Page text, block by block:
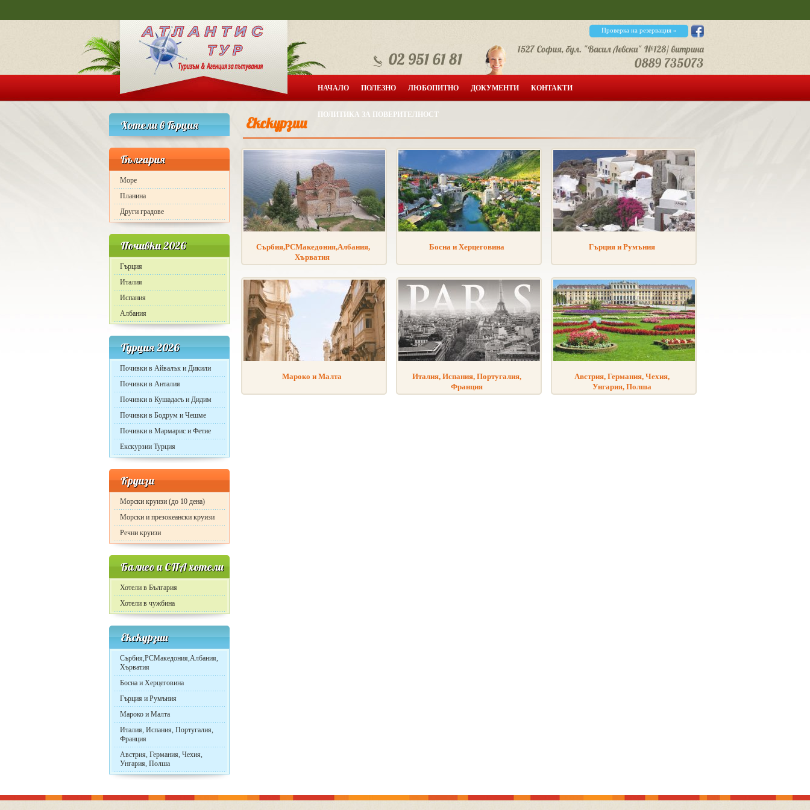
Проверка на резервация »
НАЧАЛО ПОЛЕЗНО ЛЮБОПИТНО ДОКУМЕНТИ КОНТАКТИ
ПОЛИТИКА ЗА ПОВЕРИТЕЛНОСТ
Хотели в Гърция
България
Море
Планина
Други градове
Почивки 2026
Гърция
Италия
Испания
Албания
Турция 2026
Почивки в Айвалък и Дикили
Почивки в Анталия
Почивки в Кушадасъ и Дидим
Почивки в Бодрум и Чешме
Почивки в Мармарис и Фетие
Екскурзии Турция
Круизи
Морски круизи (до 10 дена)
Морски и презокеански круизи
Речни круизи
Балнео и СПА хотели
Хотели в България
Хотели в чужбина
Екскурзии
Сърбия,РСМакедония,Албания,
Хърватия
Босна и Херцеговина
Гърция и Румъния
Мароко и Малта
Италия, Испания, Португалия,
Франция
Австрия, Германия, Чехия,
Унгария, Полша
Екскурзии
Сърбия,РСМакедония,Албания,
Хърватия
Босна и Херцеговина Гърция и Румъния
Мароко и Малта
Италия, Испания, Португалия,
Франция
Австрия, Германия, Чехия,
Унгария, Полша